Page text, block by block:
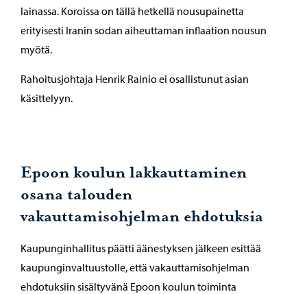
lainassa. Koroissa on tällä hetkellä nousupainetta
erityisesti Iranin sodan aiheuttaman inflaation nousun
myötä.
Rahoitusjohtaja Henrik Rainio ei osallistunut asian
käsittelyyn.
Epoon koulun lakkauttaminen
osana talouden
vakauttamisohjelman ehdotuksia
Kaupunginhallitus päätti äänestyksen jälkeen esittää
kaupunginvaltuustolle, että vakauttamisohjelman
ehdotuksiin sisältyvänä Epoon koulun toiminta